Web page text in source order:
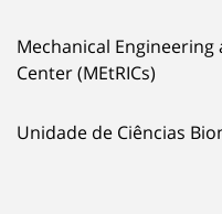
Mechanical
Center (MEtRICs)
Unidade de Ciências